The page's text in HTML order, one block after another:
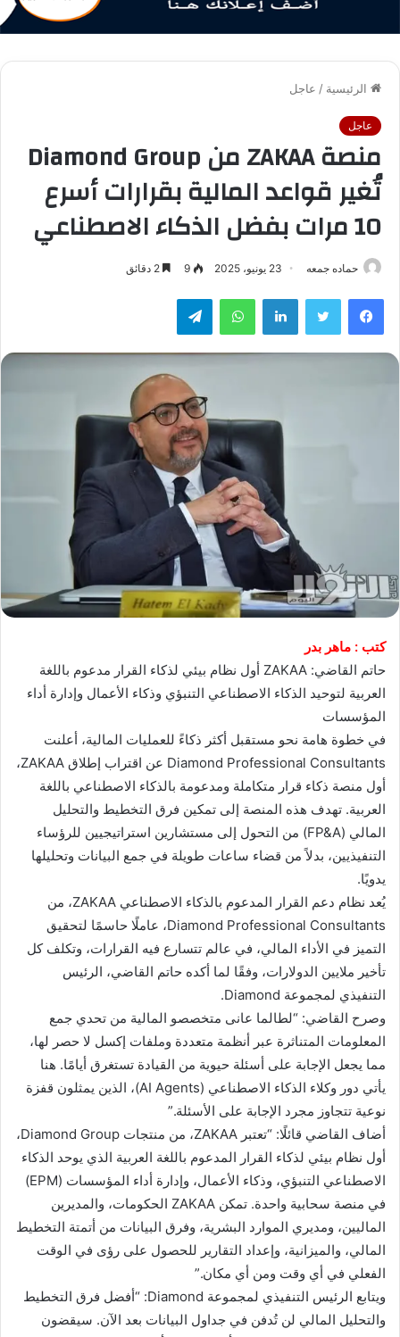
الرئيسية / عاجل
عاجل
منصة ZAKAA من Diamond Group
تُغير قواعد المالية بقرارات أسرع
10 مرات بفضل الذكاء الاصطناعي
حماده جمعه 23 يونيو، 2025 9
فيسبوك تويتر لينكدإن واتساب تيلقرام
كتب : ماهر بدر
حاتم القاضي: ZAKAA أول نظام بيئي لذكاء القرار مدعوم باللغة
العربية لتوحيد الذكاء الاصطناعي التنبؤي وذكاء الأعمال وإدارة أداء
المؤسسات
في خطوة هامة نحو مستقبل أكثر ذكاءً للعمليات المالية، أعلنت
Diamond Professional Consultants عن اقتراب إطلاق ZAKAA،
أول منصة ذكاء قرار متكاملة ومدعومة بالذكاء الاصطناعي باللغة
العربية. تهدف هذه المنصة إلى تمكين فرق التخطيط والتحليل
المالي (FP&A) من التحول إلى مستشارين استراتيجيين للرؤساء
التنفيذيين، بدلاً من قضاء ساعات طويلة في جمع البيانات وتحليلها
يدويًا.
يُعد نظام دعم القرار المدعوم بالذكاء الاصطناعي ZAKAA، من
Diamond Professional Consultants، عاملًا حاسمًا لتحقيق
التميز في الأداء المالي، في عالم تتسارع فيه القرارات، وتكلف كل
تأخير ملايين الدولارات، وفقًا لما أكده حاتم القاضي، الرئيس
التنفيذي لمجموعة Diamond.
وصرح القاضي: “لطالما عانى متخصصو المالية من تحدي جمع
المعلومات المتناثرة عبر أنظمة متعددة وملفات إكسل لا حصر لها،
مما يجعل الإجابة على أسئلة حيوية من القيادة تستغرق أيامًا. هنا
يأتي دور وكلاء الذكاء الاصطناعي (AI Agents)، الذين يمثلون قفزة
نوعية تتجاوز مجرد الإجابة على الأسئلة.”
أضاف القاضي قائلًا: “تعتبر ZAKAA، من منتجات Diamond Group،
أول نظام بيئي لذكاء القرار المدعوم باللغة العربية الذي يوحد الذكاء
الاصطناعي التنبؤي، وذكاء الأعمال، وإدارة أداء المؤسسات (EPM)
في منصة سحابية واحدة. تمكن ZAKAA الحكومات، والمديرين
الماليين، ومديري الموارد البشرية، وفرق البيانات من أتمتة التخطيط
المالي، والميزانية، وإعداد التقارير للحصول على رؤى في الوقت
الفعلي في أي وقت ومن أي مكان.”
ويتابع الرئيس التنفيذي لمجموعة Diamond: “أفضل فرق التخطيط
والتحليل المالي لن تُدفن في جداول البيانات بعد الآن. سيقضون